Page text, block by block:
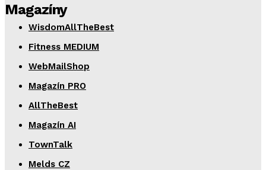
Magazíny
WisdomAllTheBest
Fitness MEDIUM
WebMailShop
Magazín PRO
AllTheBest
Magazín AI
TownTalk
Melds CZ